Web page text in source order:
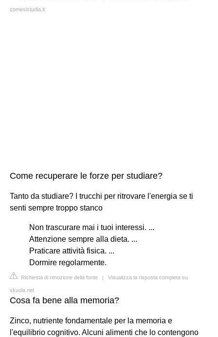
comesistudia.it
Come recuperare le forze per studiare?
Tanto da studiare? I trucchi per ritrovare l'energia se ti
senti sempre troppo stanco
Non trascurare mai i tuoi interessi. ...
Attenzione sempre alla dieta. ...
Praticare attività fisica. ...
Dormire regolarmente.
Richiesta di rimozione della fonte | Visualizza la risposta completa su
skuola.net
Cosa fa bene alla memoria?
Zinco, nutriente fondamentale per la memoria e
l'equilibrio cognitivo. Alcuni alimenti che lo contengono